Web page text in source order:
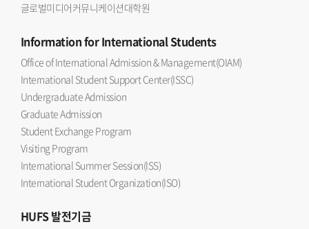
글로벌미디어커뮤니케이션대학원
Informationfor International Students
Office of International Admission & Management(OIAM)
International Student Support Center(ISSC)
Undergraduate Admission
Graduate Admission
Student Exchange Program
Visiting Program
International Summer Session(ISS)
International Student Organization(ISO)
HUFS발전기금